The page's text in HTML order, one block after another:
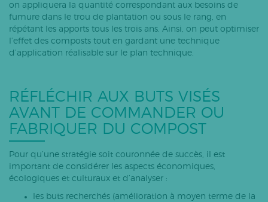
on appliquera la quantité correspondant aux besoins de
fumure dans le trou de plantation ou sous le rang, en
répétant les apports tous les trois ans. Ainsi, on peut optimiser
l’effet des composts tout en gardant une technique
d’application réalisable sur le plan technique.
RÉFLÉCHIR AUX BUTS VISÉS
AVANT DE COMMANDER OU
FABRIQUER DU COMPOST
Pour qu’une stratégie soit couronnée de succès, il est
important de considérer les aspects économiques,
écologiques et culturaux et d’analyser :
les buts recherchés (amélioration à moyen terme de la